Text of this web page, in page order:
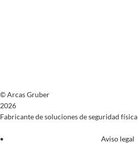
© Arcas Gruber
2026
Fabricante de soluciones de seguridad física
Aviso legal